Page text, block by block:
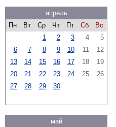
апрель
Пн
Вт Ср Чт Пт Сб
Вс
1
2 3 4
5
6
7 8 9 10 11
12
13
14 15 16 17 18
19
20
21 22 23 24 25
26
27
28 29 30
май